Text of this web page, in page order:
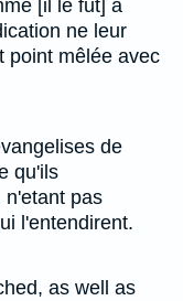
[il le fut] à
ne leur
point mêlée avec
de
qu'ils
n'etant pas
l'entendirent.
as well as